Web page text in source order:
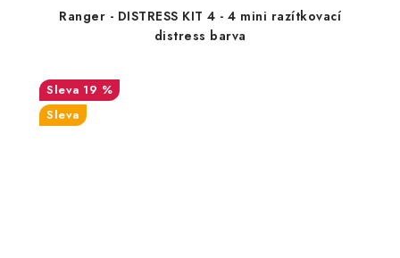
Ranger - DISTRESS KIT 4 - 4 mini razítkovací
distress barva
19 %
Sleva